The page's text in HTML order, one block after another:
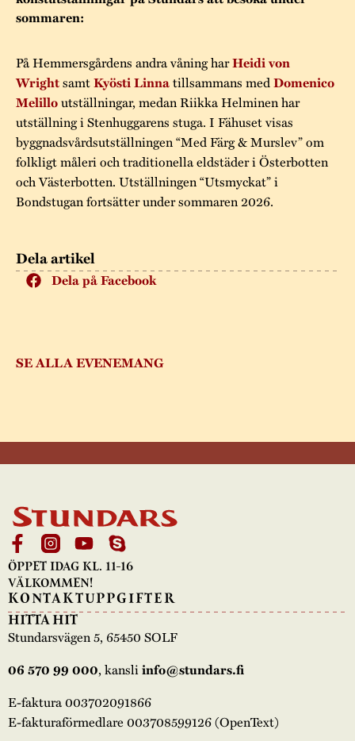
Trygghet
Hållbar utveckling
Kontakta oss
Kalas på Stundars
Jarl Hemmer
Rödmyllan
Museipedagogik
Hantverk
Projekt
Stugornas Stundars
Marknader
Årsberättelser
Årets Gunnar
Stundars
registerbeskrivning
Dela artikel
Dela på Facebook
SE ALLA EVENEMANG
sommaren:
På Hemmersgårdens andra våning harHeidi von
WrightsamtKyösti Linnatillsammans medDomenico
Melilloutställningar, medan Riikka Helminen har
utställning i Stenhuggarens stuga. I Fähuset visas
byggnadsvårdsutställningen “Med Färg & Murslev” om
folkligt måleri och traditionella eldstäder i Österbotten
och Västerbotten. Utställningen “Utsmyckat” i
Bondstugan fortsätter under sommaren 2026.
ÖPPET IDAG KL. 11-16
VÄLKOMMEN!
KONTAKTUPPGIFTER
HITTA HIT
Stundarsvägen 5, 65450 SOLF
06 570 99 000, kansliinfo@stundars.fi
E-faktura 003702091866
E-fakturaförmedlare 003708599126 (OpenText)